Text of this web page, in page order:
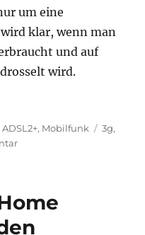
um eine
klar, wenn man
und auf
wird.
bei der Telekom“
ADSL2+, Mobilfunk 3g,
zu
auch
der